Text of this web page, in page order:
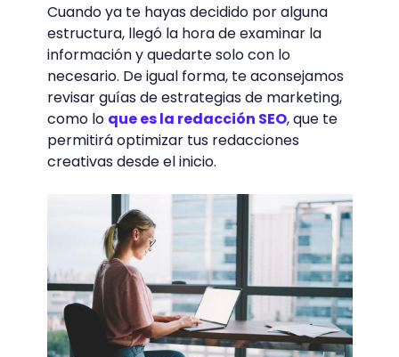
Cuando ya te hayas decidido por alguna
estructura, llegó la hora de examinar la
información y quedarte solo con lo
necesario. De igual forma, te aconsejamos
revisar guías de estrategias de marketing,
como lo que es la redacción SEO, que te
permitirá optimizar tus redacciones
creativas desde el inicio.